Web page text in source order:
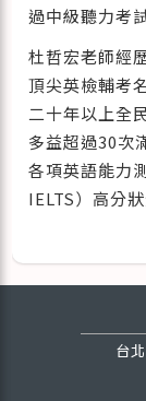
過中級聽力考
杜哲宏老師經
頂尖英檢輔考
二十年以上全
多益超過30次
各項英語能力
IELTS）高分
台